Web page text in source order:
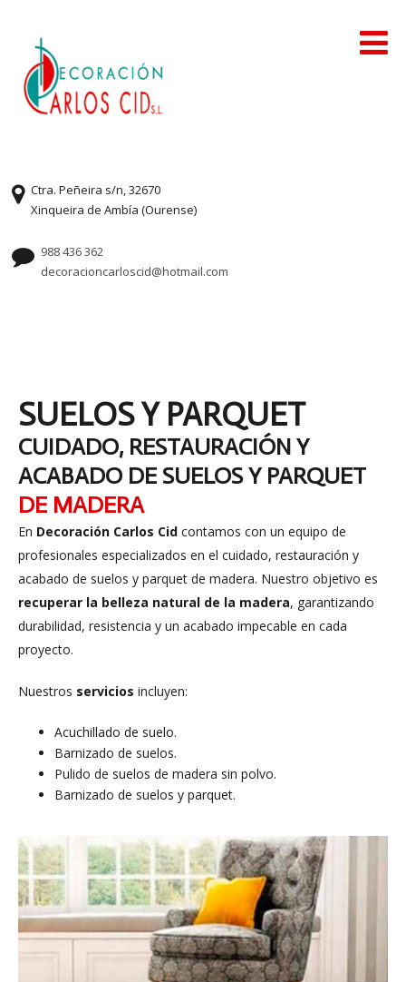
Ctra. Peñeira s/n, 32670
Xinqueira de Ambía (Ourense)
988 436 362
decoracioncarloscid@hotmail.com
SUELOS Y PARQUET
CUIDADO, RESTAURACIÓN Y
ACABADO DE SUELOS Y PARQUET
DE MADERA
En Decoración Carlos Cid contamos con un equipo de
profesionales especializados en el cuidado, restauración y
acabado de suelos y parquet de madera. Nuestro objetivo es
recuperar la belleza natural de la madera, garantizando
durabilidad, resistencia y un acabado impecable en cada
proyecto.
Nuestros servicios incluyen:
Acuchillado de suelo.
Barnizado de suelos.
Pulido de suelos de madera sin polvo.
Barnizado de suelos y parquet.